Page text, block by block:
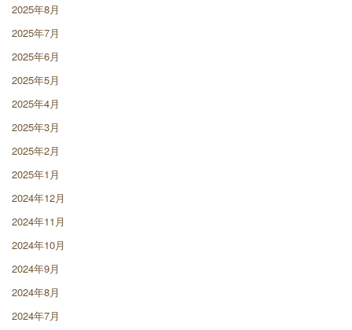
2025年8月
2025年7月
2025年6月
2025年5月
2025年4月
2025年3月
2025年2月
2025年1月
2024年12月
2024年11月
2024年10月
2024年9月
2024年8月
2024年7月